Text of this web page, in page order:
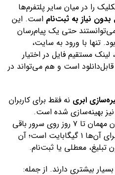
را در میان سایر پلتفرم‌ها
بدون نیاز به ثبت‌نام است. این
حتی یک پیام‌رسان
تنها با ورود به سایت،
مستقیم فایل در اختیار
قابل‌دانلود است و هم می‌تواند در
ابری نه فقط برای کاربران
بهینه‌سازی شده است.
فایل‌های آپلودشده توسط کاربران مهمان تا ۷ روز روی سرور باقی
می‌مانند، و حداکثر حجم مجاز برای آن‌ها ۱ گیگابایت است؛ آن
تبلیغ، معطلی یا ثبت‌نام.
بیشتری دارند. از جمله: